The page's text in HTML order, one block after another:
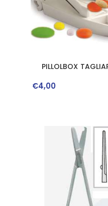
PILLOLBOX
€4,00